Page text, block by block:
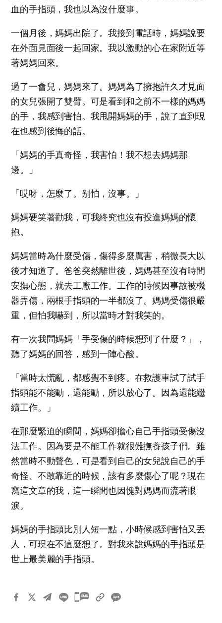
血的手指頭，我也以為沒什麼事。
一個月後，媽媽出院了。我接到電話時，媽媽說要
在外面見面後一起回家。我以激動的心在家附近等
著媽媽回來。
過了一會兒，媽媽來了。媽媽為了擁抱許久才見面
的女兒張開了雙臂。可是看到和之前不一樣的媽媽
的手，我感到害怕。我甩開媽媽的手，說了直到現
在也感到後悔的話。
「媽媽的手真奇怪，我害怕！我不想去媽媽那
邊。」
「哎呀，怎麼了。别怕，沒事。」
媽媽硬笑著勸我，可我終究也沒有投進媽媽的懷
抱。
媽媽當時為什麼受傷，傷得多麼厲害，稍微長大以
後才知道了。爸爸突然離世後，媽媽甚至沒有時間
安撫心態，就去工廠工作。工作的時候因事故被機
器弄傷，兩根手指頭的一半都沒了。媽媽受傷很嚴
重，但怕我嚇到，所以當時才對我笑的。
有一次我問媽媽「手受傷的時候想到了什麼？」，
聽了媽媽的回答，感到一陣心酸。
「當時太慌亂，都感覺不到疼。在救護車試了試手
指頭能不能動，還能動，所以放心了。因為還能繼
續工作。」
在那麼緊迫的瞬間，媽媽卻擔心自己手指頭受傷沒
法工作。因為要是不能工作就很難撫養孩子們。雖
然當時不動聲色，可是看到自己的女兒說自己的手
奇怪、不敢靠近的時候，該有多麼傷心了呢？現在
寫這文章的我，這一瞬間也因愧對媽媽而流著眼
淚。
媽媽的手指頭比別人短一點，小時候感到害怕又丟
人，可現在不這麼想了。對我來說媽媽的手指頭是
世上最美麗的手指頭。
카